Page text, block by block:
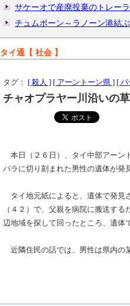
サケーオで産廃投棄のトレー
チュムポーン～ラノーン港結
タイ通【 社会 】
タグ： [ 殺人 ] [ アーントーン県 ] [
チャオプラヤー川沿いの
本日（２６日）、タイ中部アーン
バラに切り刻まれた男性の遺体が発
タイ地元紙によると、遺体で発見
（４２）で、父親を病院に搬送す
辺地域を探して回ったところ、遺体
近隣住民の話では、男性は県内の